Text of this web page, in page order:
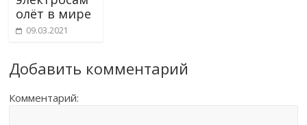
олёт в мире
09.03.2021
Добавить комментарий
Комментарий: